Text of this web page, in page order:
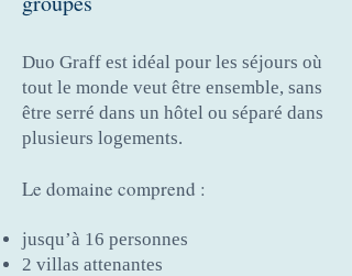
Duo Graff est idéal pour les séjours où
tout le monde veut être ensemble, sans
être serré dans un hôtel ou séparé dans
plusieurs logements.
Le domaine comprend :
jusqu’à 16 personnes
2 villas attenantes